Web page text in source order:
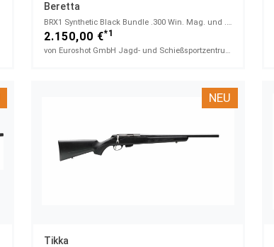
Beretta
BRX1 Synthetic Black Bundle .300 Win. Mag. und .308 Win.
2.150,00 €*1
von Euroshot GmbH Jagd- und Schießsportzentrum
NEU
Tikka